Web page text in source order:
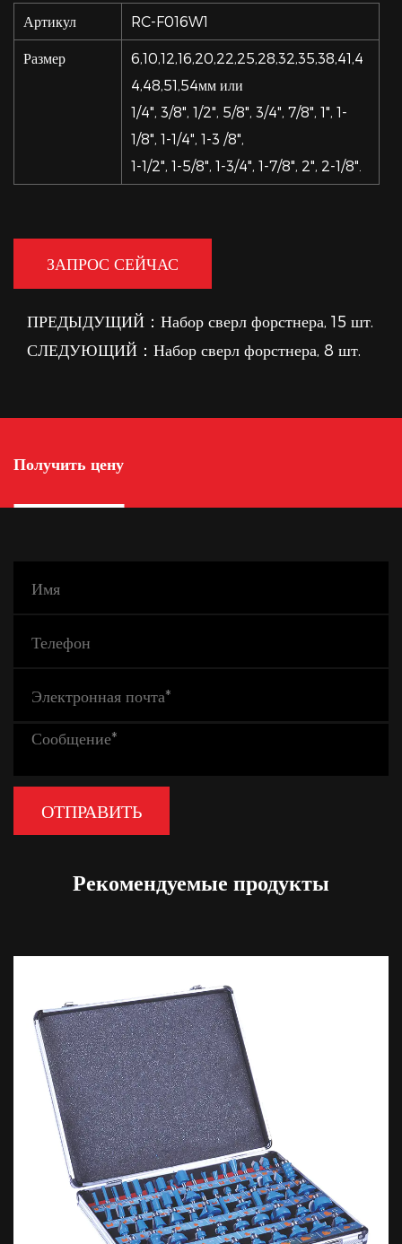
Артикул RC-F016W1
Размер
6,10,12,16,20,22,25,28,32,35,38,41,4
4,48,51,54мм или
1/4", 3/8", 1/2", 5/8", 3/4", 7/8", 1", 1-
1/8", 1-1/4", 1-3 /8",
1-1/2", 1-5/8", 1-3/4", 1-7/8", 2", 2-1/8".
ЗАПРОС СЕЙЧАС
ПРЕДЫДУЩИЙ：Набор сверл форстнера, 15 шт.
СЛЕДУЮЩИЙ：Набор сверл форстнера, 8 шт.
Получить цену
Рекомендуемые продукты